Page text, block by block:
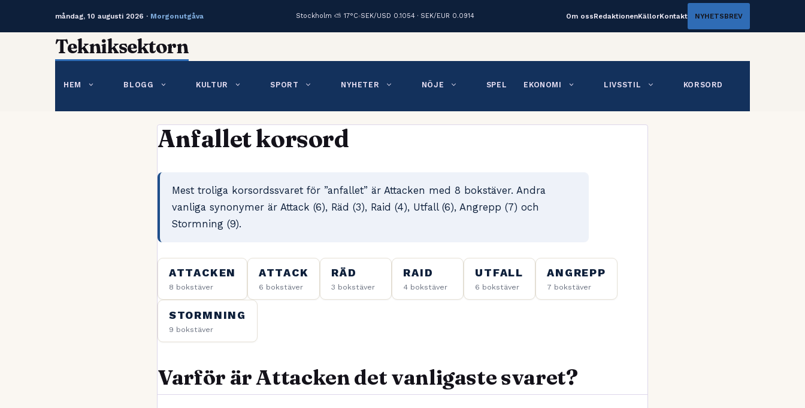
måndag, 10 augusti 2026 · Morgonutgåva Stockholm ⛅ 17°C SEK/USD 0.1054 · SEK/EUR 0.0914 Om ossRedaktionenKällorKontakt NYHETSBREV
Tekniksektorn
HEM BLOGG KULTUR SPORT NYHETER NÖJE SPEL EKONOMI LIVSSTIL KORSORD
Anfallet korsord
Mest troliga korsordssvaret för ”anfallet” är Attacken med 8 bokstäver. Andra
vanliga synonymer är Attack (6), Räd (3), Raid (4), Utfall (6), Angrepp (7) och
Stormning (9).
ATTACKEN
8 bokstäver
ATTACK
6 bokstäver
RÄD
3 bokstäver
RAID
4 bokstäver
UTFALL
6 bokstäver
ANGREPP
7 bokstäver
STORMNING
9 bokstäver
Varför är Attacken det vanligaste svaret?